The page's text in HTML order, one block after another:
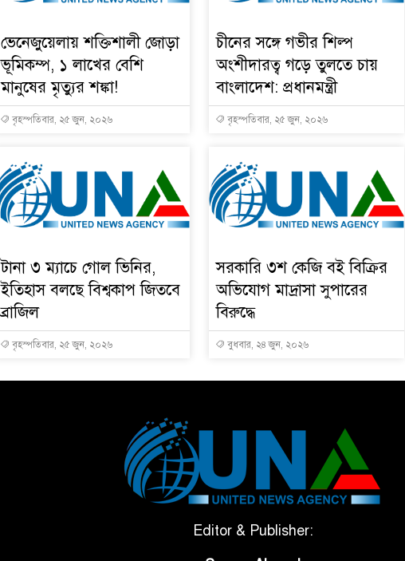
ভেনেজুয়েলায় শক্তিশালী জোড়া
ভূমিকম্প, ১ লাখের বেশি
মানুষের মৃত্যুর শঙ্কা!
বৃহস্পতিবার, ২৫ জুন, ২০২৬
চীনের সঙ্গে গভীর শিল্প
অংশীদারত্ব গড়ে তুলতে চায়
বাংলাদেশ: প্রধানমন্ত্রী
বৃহস্পতিবার, ২৫ জুন, ২০২৬
টানা ৩ ম্যাচে গোল ভিনির,
ইতিহাস বলছে বিশ্বকাপ জিতবে
ব্রাজিল
বৃহস্পতিবার, ২৫ জুন, ২০২৬
সরকারি ৩শ কেজি বই বিক্রির
অভিযোগ মাদ্রাসা সুপারের
বিরুদ্ধে
বুধবার, ২৪ জুন, ২০২৬
Editor & Publisher: